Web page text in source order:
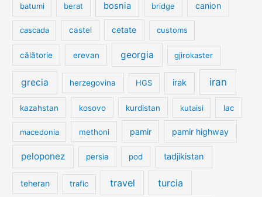
batumi berat bosnia bridge canion
cascada castel cetate customs
călătorie erevan georgia gjirokaster
grecia herzegovina HGS irak iran
kazahstan kosovo kurdistan kutaisi lac
macedonia methoni pamir pamir highway
peloponez persia pod tadjikistan
teheran trafic travel turcia